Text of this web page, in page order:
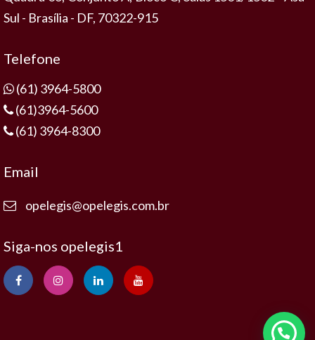
Sul - Brasília - DF, 70322-915
Telefone
(61) 3964-5800
(61)3964-5600
(61) 3964-8300
Email
opelegis@opelegis.com.br
Siga-nos opelegis1